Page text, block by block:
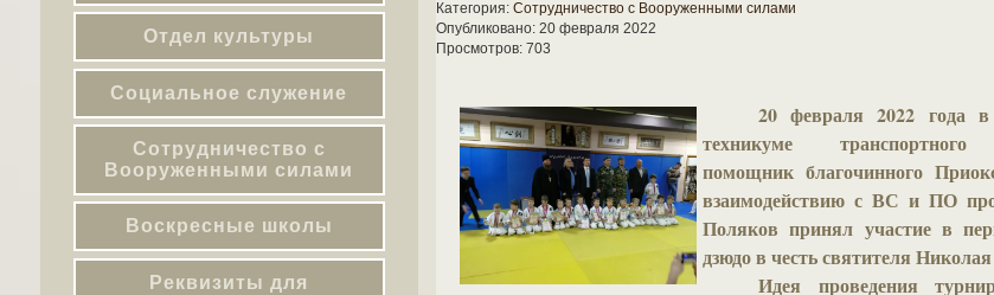
Отдел культуры
Социальное служение
Сотрудничество с
Вооруженными силами
Воскресные школы
Реквизиты для
Категория: Сотрудничество с Вооруженными силами
Опубликовано: 20 февраля 2022
Просмотров: 703
20 февраля 2022 года в
техникуме транспортного
помощник благочинного
взаимодействию с ВС и ПО
Поляков принял участие в
дзюдо в честь святителя
Идея проведения